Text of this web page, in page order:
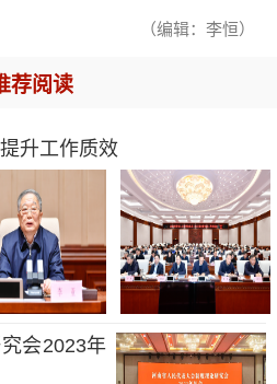
（编辑：李恒）
荐阅读
升工作质效
会2023年